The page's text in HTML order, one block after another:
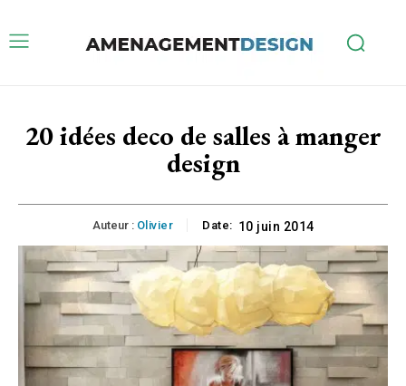
20 idées deco de salles à manger
design
Auteur : Olivier Date: 10 juin 2014